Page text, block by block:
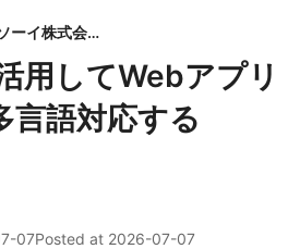
ソーイ株式会社
用してWebアプリ
言語対応する
07Posted at 2026-07-07